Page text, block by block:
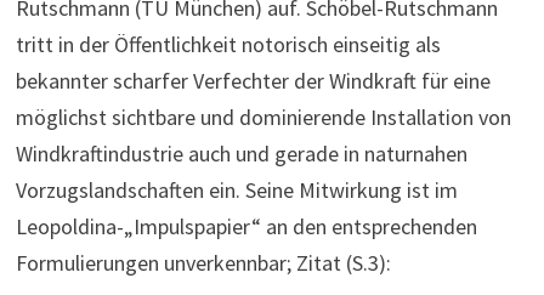
Rutschmann (TU München) auf. Schöbel-Rutschmann
tritt in der Öffentlichkeit notorisch einseitig als
bekannter scharfer Verfechter der Windkraft für eine
möglichst sichtbare und dominierende Installation von
Windkraftindustrie auch und gerade in naturnahen
Vorzugslandschaften ein. Seine Mitwirkung ist im
Leopoldina-„Impulspapier“ an den entsprechenden
Formulierungen unverkennbar; Zitat (S.3):